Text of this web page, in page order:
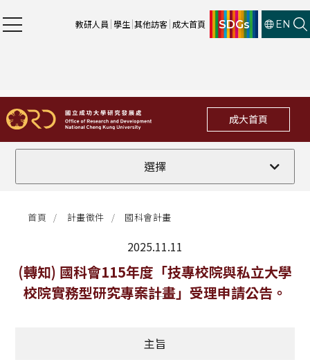
教研人員 學生 其他訪客 成大首頁 SDGs EN
成大首頁
選擇
全部
法規修訂
補助獎項
首頁 計畫徵件 國科會計畫
2025.11.11
最新消息
(轉知) 國科會115年度「技專校院與私立大學
校院實務型研究專案計畫」受理申請公告。
主旨